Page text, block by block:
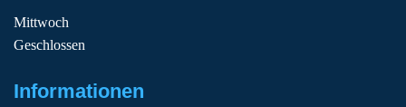
Mittwoch
Geschlossen
Informationen